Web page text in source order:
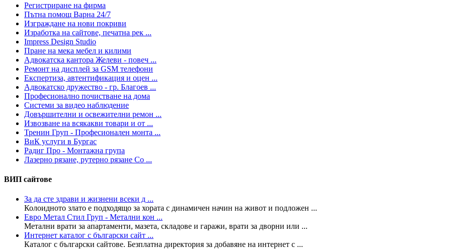
Регистриране на фирма
Пътна помощ Варна 24/7
Изграждане на нови покриви
Изработка на сайтове, печатна рек ...
Impress Design Studio
Пране на мека мебел и килими
Адвокатска кантора Желеви - повеч ...
Ремонт на дисплей за GSM телефони
Експертиза, автентификация и оцен ...
Адвокатско дружество - гр. Благоев ...
Професионално почистване на дома
Системи за видео наблюдение
Довършителни и освежителни ремон ...
Извозване на всякакви товари и от ...
Тренин Груп - Професионален монта ...
ВиК услуги в Бургас
Радиг Про - Монтажна група
Лазерно рязане, рутерно рязане Со ...
ВИП сайтове
За да сте здрави и жизнени всеки д ...
Колoидното злато е подходящо за хората с динамичен начин на живот и подложен ...
Евро Метал Стил Груп - Метални кон ...
Метални врати за апартаменти, мазета, складове и гаражи, врати за дворни или ...
Интернет каталог с български сайт ...
Каталог с български сайтове. Безплатна директория за добавяне на интернет с ...